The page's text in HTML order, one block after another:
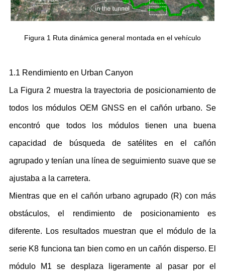
Figura 1 Ruta dinámica general montada en el vehículo
1.1 Rendimiento en Urban Canyon
La Figura 2 muestra la trayectoria de posicionamiento de
todos los módulos OEM GNSS en el cañón urbano. Se
encontró que todos los módulos tienen una buena
capacidad de búsqueda de satélites en el cañón
agrupado y tenían una línea de seguimiento suave que se
ajustaba a la carretera.
Mientras que en el cañón urbano agrupado (R) con más
obstáculos, el rendimiento de posicionamiento es
diferente. Los resultados muestran que el módulo de la
serie K8 funciona tan bien como en un cañón disperso. El
módulo M1 se desplaza ligeramente al pasar por el